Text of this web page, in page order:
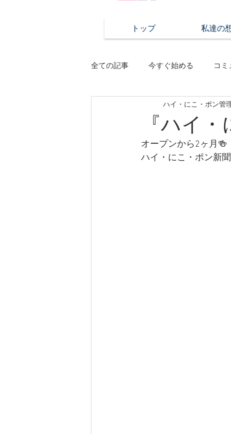
トップ 私達の
全ての記事 今すぐ始める コミ
『ハイ
ハイ・にこ・ポン管
オープンから2ヶ月🍻
ハイ・にこ・ポン新